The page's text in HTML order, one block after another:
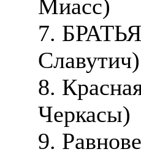
Миасс)
7.
Славутич)
8.
Черкасы)
9.